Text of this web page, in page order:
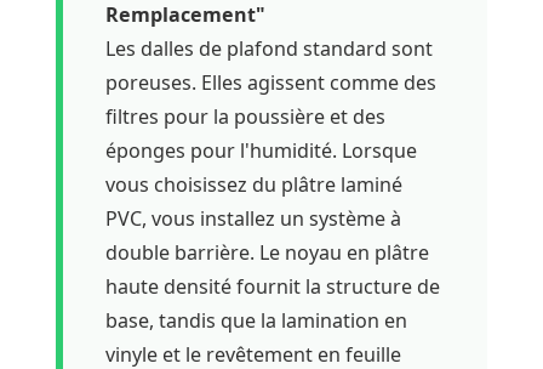
Remplacement"
Les dalles de plafond standard sont
poreuses. Elles agissent comme des
filtres pour la poussière et des
éponges pour l'humidité. Lorsque
vous choisissez du plâtre laminé
PVC, vous installez un système à
double barrière. Le noyau en plâtre
haute densité fournit la structure de
base, tandis que la lamination en
vinyle et le revêtement en feuille